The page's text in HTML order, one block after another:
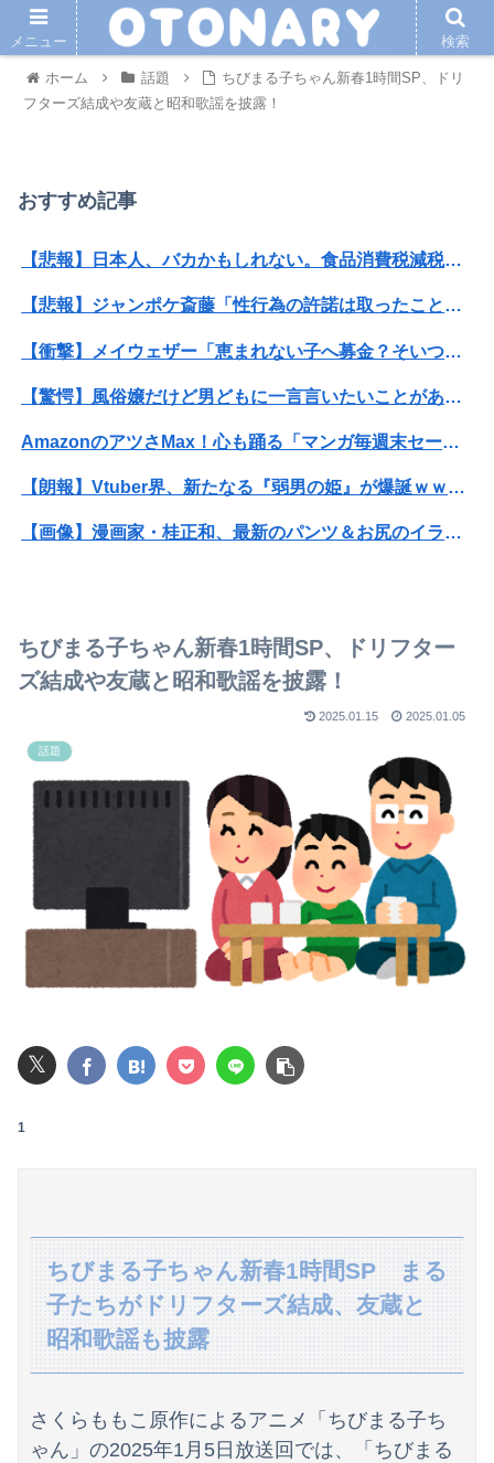
ホーム 話題
ちびまる子ちゃん新春1時間SP、ドリ
フターズ結成や友蔵と昭和歌謡を披露！
おすすめ記事
【悲報】日本人、バカかもしれない。食品消費税減税（8%→1%）に93.2%の国民が賛成してしまう
【悲報】ジャンポケ斎藤「性行為の許諾は取ったことありません」
【衝撃】メイウェザー「恵まれない子へ募金？そいつらが俺に何かしてくれたのか・・・・・・？」⇒！！！
【驚愕】風俗嬢だけど男どもに一言言いたいことがあるｗｗｗｗｗｗｗｗｗwwww
AmazonのアツさMax！心も踊る「マンガ毎週末セール（50%還元）」2日目襲来！
【朗報】Vtuber界、新たなる『弱男の姫』が爆誕ｗｗｗｗｗｗｗｗｗｗｗ
【画像】漫画家・桂正和、最新のパンツ＆お尻のイラスト投稿にネット衝撃「この質感の出し方」「実写かと思いました」
【衝撃】テレビ大好き高齢者世代も「テレビ離れ」が始まる
女優・南沙良（２４）「私は陰キャ。人と話したくないので家に引きこもってPCでアニメを観ていたい」
【悲報】岡本和真さん、吉田正尚にOPSを抜かれる
【悲報】「世界の売春婦（セッ◯スワーカー）の数と割合」反論「そんなはずはない日本は上位なはずだ」←これ
邪気払いにと渡された般若の面、母はまもなく…人の恨み傑作7選
【悲報】ロシア、じわじわと逝き始める
【日向坂46】藤嶌果歩写真集公式、お詫び
ちびまる子ちゃん新春1時間SP、ドリフター
ズ結成や友蔵と昭和歌謡を披露！
2025.01.15 2025.01.05
話題
𝕏
1
ちびまる子ちゃん新春1時間SP まる
子たちがドリフターズ結成、友蔵と
昭和歌謡も披露
さくらももこ原作によるアニメ「ちびまる子ち
ゃん」の2025年1月5日放送回では、「ちびまる
メニュー 検索